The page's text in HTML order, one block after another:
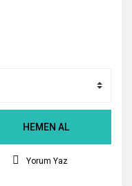
HEMEN AL
Yorum Yaz